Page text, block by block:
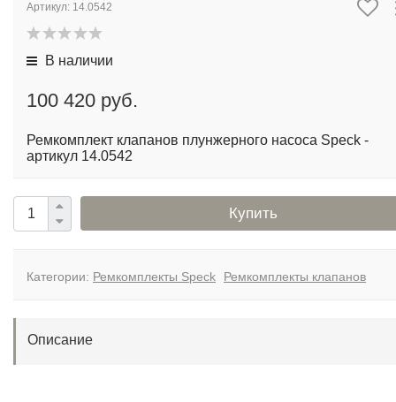
Артикул: 14.0542
В наличии
100 420 руб.
Ремкомплект клапанов плунжерного насоса Speck -
артикул 14.0542
Купить
Категории: Ремкомплекты Speck Ремкомплекты клапанов
Описание